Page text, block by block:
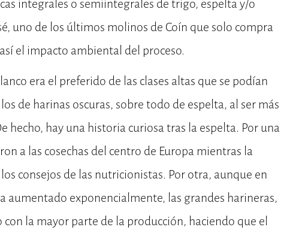
integrales o semiintegrales de trigo, espelta y/o
uno de los últimos molinos de Coín que solo compra
el impacto ambiental del proceso.
era el preferido de las clases altas que se podían
de harinas oscuras, sobre todo de espelta, al ser más
hecho, hay una historia curiosa tras la espelta. Por una
a las cosechas del centro de Europa mientras la
consejos de las nutricionistas. Por otra, aunque en
aumentado exponencialmente, las grandes harineras,
la mayor parte de la producción, haciendo que el